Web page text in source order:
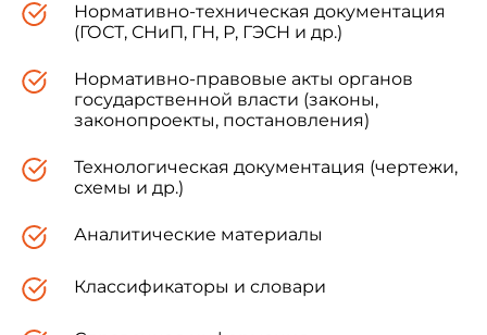
Нормативно-техническая документация
(ГОСТ, СНиП, ГН, Р, ГЭСН и др.)
Нормативно-правовые акты органов
государственной власти (законы,
законопроекты, постановления)
Технологическая документация (чертежи,
схемы и др.)
Аналитические материалы
Классификаторы и словари